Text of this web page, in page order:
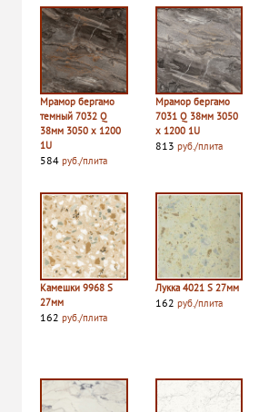
Мрамор бергамо
темный 7032 Q
38мм 3050 х 1200
1U
584 руб./плита
Мрамор бергамо
7031 Q 38мм 3050
х 1200 1U
813 руб./плита
Камешки 9968 S
27мм
162 руб./плита
Лукка 4021 S 27мм
162 руб./плита